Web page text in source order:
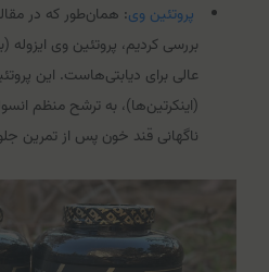
پروتئین وی: همان‌طور که در
بررسی کردیم، پروتئین وی
عالی برای دیابتی‌هاست. این
(اینکرتین‌ها)، به ترشح منظم
ناگهانی قند خون پس از تمرین